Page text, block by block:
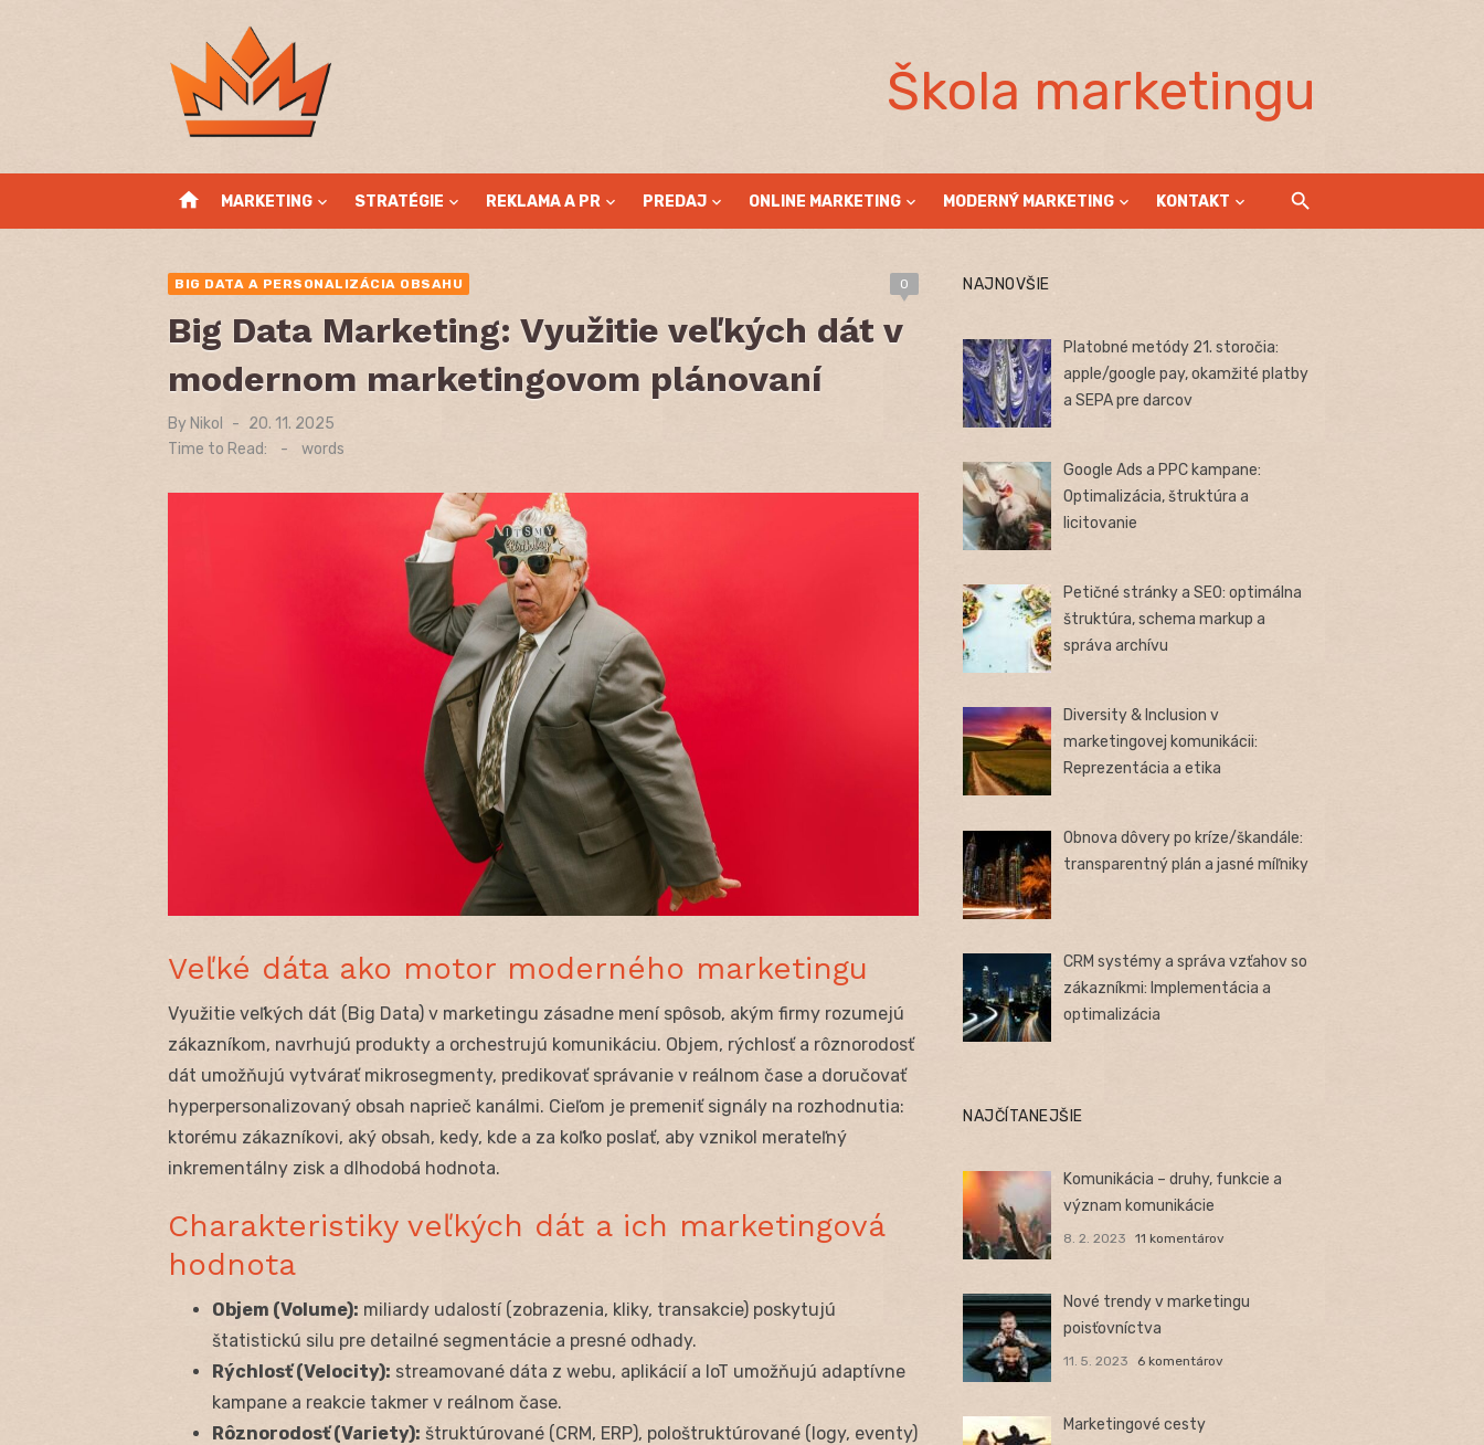
Škola marketingu
home MARKETING STRATÉGIE REKLAMA A PR PREDAJ ONLINE MARKETING MODERNÝ MARKETING KONTAKT
BIG DATA A PERSONALIZÁCIA OBSAHU 0
Big Data Marketing: Využitie veľkých dát v
modernom marketingovom plánovaní
By Nikol
Posted
on
20. 11. 2025
Time to Read:
- words
Veľké dáta ako motor moderného marketingu
Využitie veľkých dát (Big Data) v marketingu zásadne mení spôsob, akým firmy rozumejú
zákazníkom, navrhujú produkty a orchestrujú komunikáciu. Objem, rýchlosť a rôznorodosť
dát umožňujú vytvárať mikrosegmenty, predikovať správanie v reálnom čase a doručovať
hyperpersonalizovaný obsah naprieč kanálmi. Cieľom je premeniť signály na rozhodnutia:
ktorému zákazníkovi, aký obsah, kedy, kde a za koľko poslať, aby vznikol merateľný
inkrementálny zisk a dlhodobá hodnota.
Charakteristiky veľkých dát a ich marketingová
hodnota
Objem (Volume): miliardy udalostí (zobrazenia, kliky, transakcie) poskytujú
štatistickú silu pre detailné segmentácie a presné odhady.
Rýchlosť (Velocity): streamované dáta z webu, aplikácií a IoT umožňujú adaptívne
kampane a reakcie takmer v reálnom čase.
Rôznorodosť (Variety): štruktúrované (CRM, ERP), pološtruktúrované (logy, eventy)
NAJNOVŠIE
Platobné metódy 21. storočia:
apple/google pay, okamžité platby
a SEPA pre darcov
Google Ads a PPC kampane:
Optimalizácia, štruktúra a
licitovanie
Petičné stránky a SEO: optimálna
štruktúra, schema markup a
správa archívu
Diversity & Inclusion v
marketingovej komunikácii:
Reprezentácia a etika
Obnova dôvery po kríze/škandále:
transparentný plán a jasné míľniky
CRM systémy a správa vzťahov so
zákazníkmi: Implementácia a
optimalizácia
NAJČÍTANEJŠIE
Komunikácia – druhy, funkcie a
význam komunikácie
8. 2. 2023 11 komentárov
Nové trendy v marketingu
poisťovníctva
11. 5. 2023 6 komentárov
Marketingové cesty